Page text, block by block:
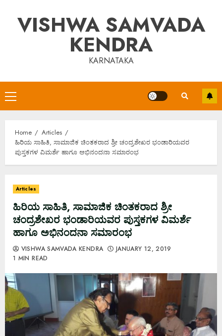
contentVISHWA SAMVADA
KENDRA
KARNATAKA
Primary
Menu
Home
Articles
ಹಿರಿಯ ಸಾಹಿತಿ, ಸಾಮಾಜಿಕ ಚಿಂತಕರಾದ ಶ್ರೀ ಚಂದ್ರಶೇಖರ ಭಂಡಾರಿಯವರ
ಪುಸ್ತಕಗಳ ವಿಮರ್ಶೆ ಹಾಗೂ ಅಭಿನಂದನಾ ಸಮಾರಂಭ
Articles
ಹಿರಿಯ ಸಾಹಿತಿ, ಸಾಮಾಜಿಕ ಚಿಂತಕರಾದ ಶ್ರೀ
ಚಂದ್ರಶೇಖರ ಭಂಡಾರಿಯವರ ಪುಸ್ತಕಗಳ ವಿಮರ್ಶೆ
ಹಾಗೂ ಅಭಿನಂದನಾ ಸಮಾರಂಭ
VISHWA SAMVADA KENDRA
JANUARY 12, 2019
1 MIN READ